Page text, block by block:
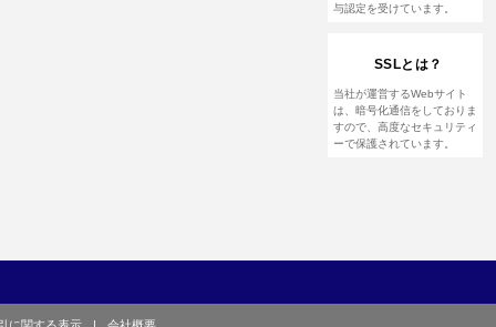
与認定を受けています。
SSLとは？
当社が運営するWebサイト
は、暗号化通信をしておりま
すので、高度なセキュリティ
ーで保護されています。